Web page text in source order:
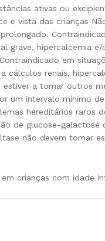
ativas ou
e vista das crianças
grave, hipercalcemia
em
cálculos renais,
a tomar outros
um intervalo mínimo
hereditários raros
de glucose-galactose
não devem tomar
crianças com idade